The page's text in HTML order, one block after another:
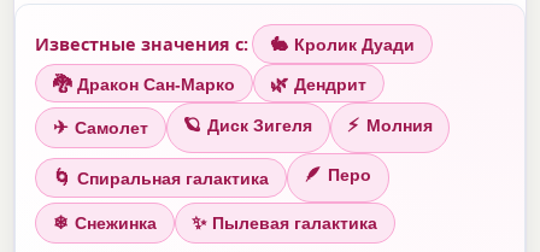
Известные значения c: 🐇 Кролик Дуади
🐉 Дракон Сан-Марко 🌿 Дендрит
✈ Самолет 🪐 Диск Зигеля ⚡ Молния
🌀 Спиральная галактика 🪶 Перо
❄ Снежинка ✨ Пылевая галактика